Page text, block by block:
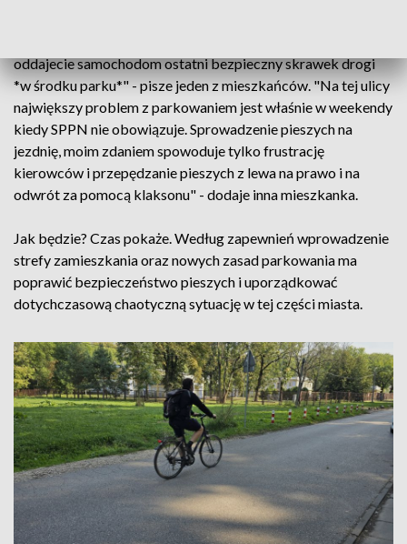
oddajecie samochodom ostatni bezpieczny skrawek drogi
*w środku parku*" - pisze jeden z mieszkańców. "Na tej ulicy
największy problem z parkowaniem jest właśnie w weekendy
kiedy SPPN nie obowiązuje. Sprowadzenie pieszych na
jezdnię, moim zdaniem spowoduje tylko frustrację
kierowców i przepędzanie pieszych z lewa na prawo i na
odwrót za pomocą klaksonu" - dodaje inna mieszkanka.
Jak będzie? Czas pokaże. Według zapewnień wprowadzenie
strefy zamieszkania oraz nowych zasad parkowania ma
poprawić bezpieczeństwo pieszych i uporządkować
dotychczasową chaotyczną sytuację w tej części miasta.